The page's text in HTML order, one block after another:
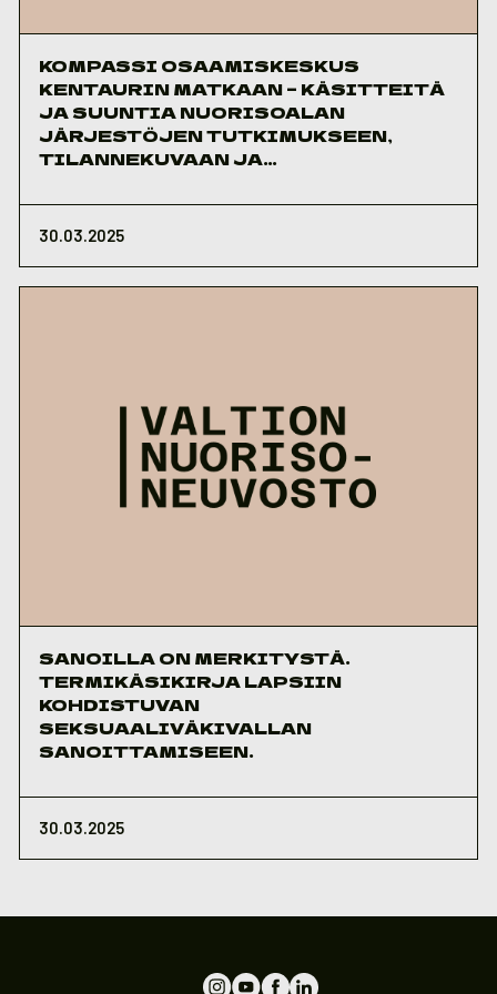
KOMPASSI OSAAMISKESKUS
KENTAURIN MATKAAN – KÄSITTEITÄ
JA SUUNTIA NUORISOALAN
JÄRJESTÖJEN TUTKIMUKSEEN,
TILANNEKUVAAN JA
30.03.2025
SANOILLA ON MERKITYSTÄ.
TERMIKÄSIKIRJA LAPSIIN
KOHDISTUVAN
SEKSUAALIVÄKIVALLAN
SANOITTAMISEEN.
30.03.2025